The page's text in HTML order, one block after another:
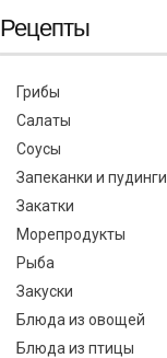
Рецепты
Грибы
Салаты
Соусы
Запеканки и пудинги
Закатки
Морепродукты
Рыба
Закуски
Блюда из овощей
Блюда из птицы